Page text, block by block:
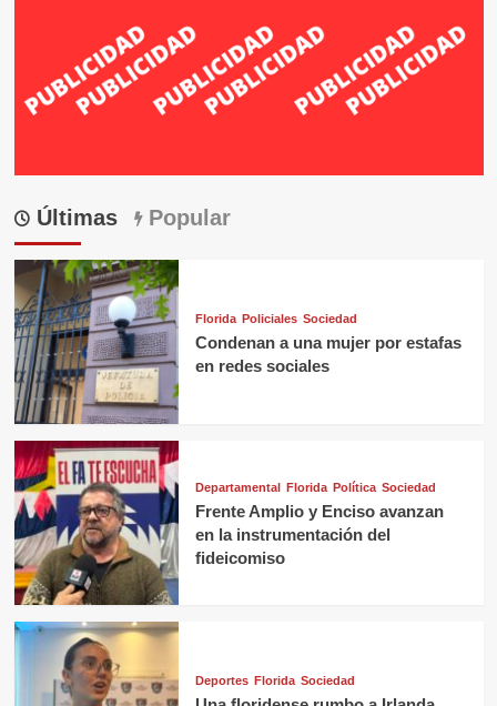
Últimas Popular
Florida Policiales Sociedad
Condenan a una mujer por estafas
en redes sociales
Departamental Florida Política Sociedad
Frente Amplio y Enciso avanzan
en la instrumentación del
fideicomiso
Deportes Florida Sociedad